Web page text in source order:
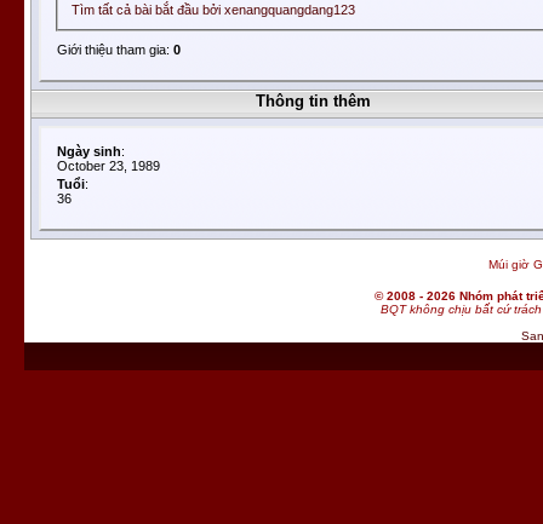
Tìm tất cả bài bắt đầu bởi xenangquangdang123
Giới thiệu tham gia: 0
Thông tin thêm
Ngày sinh:
October 23, 1989
Tuổi:
36
Múi giờ
© 2008 - 2026 Nhóm phát
BQT không chịu bất cứ